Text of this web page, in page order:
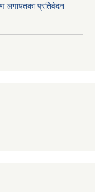
लगायतका प्रतिवेदन